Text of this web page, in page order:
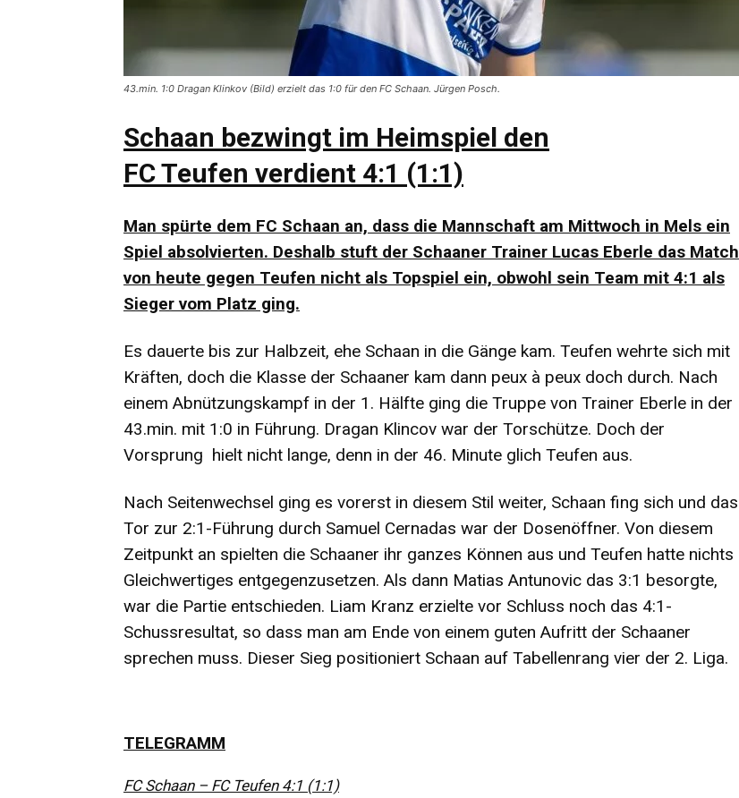
43.min. 1:0 Dragan Klinkov (Bild) erzielt das 1:0 für den FC Schaan. Jürgen Posch.
Schaan bezwingt im Heimspiel den
FC Teufen verdient 4:1 (1:1)
Man spürte dem FC Schaan an, dass die Mannschaft am Mittwoch in Mels ein
Spiel absolvierten. Deshalb stuft der Schaaner Trainer Lucas Eberle das Match
von heute gegen Teufen nicht als Topspiel ein, obwohl sein Team mit 4:1 als
Sieger vom Platz ging.
Es dauerte bis zur Halbzeit, ehe Schaan in die Gänge kam. Teufen wehrte sich mit
Kräften, doch die Klasse der Schaaner kam dann peux à peux doch durch. Nach
einem Abnützungskampf in der 1. Hälfte ging die Truppe von Trainer Eberle in der
43.min. mit 1:0 in Führung. Dragan Klincov war der Torschütze. Doch der
Vorsprung hielt nicht lange, denn in der 46. Minute glich Teufen aus.
Nach Seitenwechsel ging es vorerst in diesem Stil weiter, Schaan fing sich und das
Tor zur 2:1-Führung durch Samuel Cernadas war der Dosenöffner. Von diesem
Zeitpunkt an spielten die Schaaner ihr ganzes Können aus und Teufen hatte nichts
Gleichwertiges entgegenzusetzen. Als dann Matias Antunovic das 3:1 besorgte,
war die Partie entschieden. Liam Kranz erzielte vor Schluss noch das 4:1-
Schussresultat, so dass man am Ende von einem guten Aufritt der Schaaner
sprechen muss. Dieser Sieg positioniert Schaan auf Tabellenrang vier der 2. Liga.
TELEGRAMM
FC Schaan – FC Teufen 4:1 (1:1)